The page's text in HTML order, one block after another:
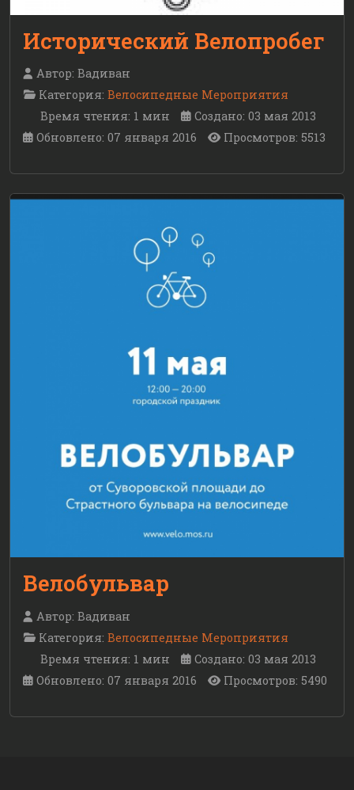
Исторический Велопробег
Автор: Вадиван
Категория: Велосипедные Мероприятия
Время чтения: 1 мин
Создано: 03 мая 2013
Обновлено: 07 января 2016
Просмотров: 5513
Велобульвар
Автор: Вадиван
Категория: Велосипедные Мероприятия
Время чтения: 1 мин
Создано: 03 мая 2013
Обновлено: 07 января 2016
Просмотров: 5490